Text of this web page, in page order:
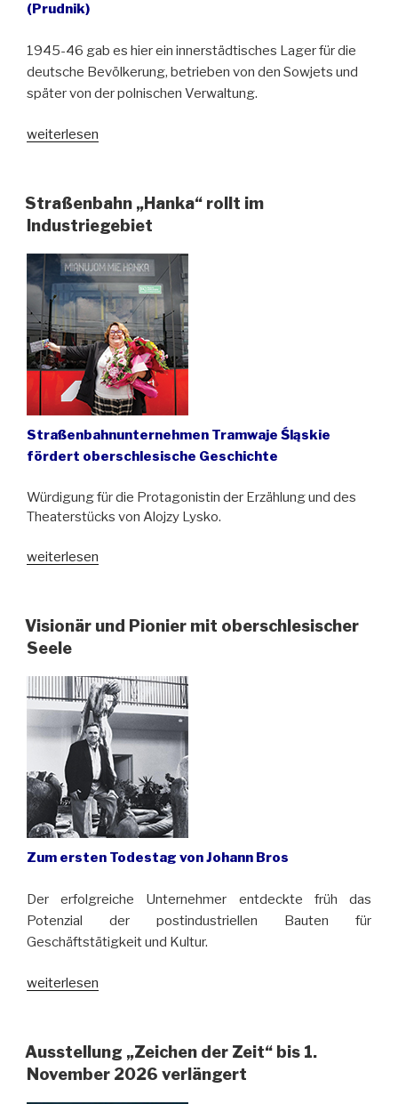
(Prudnik)
1945-46 gab es hier ein innerstädtisches Lager für die
deutsche Bevölkerung, betrieben von den Sowjets und
später von der polnischen Verwaltung.
„Nein
der
deutschen
weiterlesen
Straßenbahn „Hanka“ rollt im
Industriegebiet
Straßenbahnunternehmen Tramwaje Śląskie
fördert oberschlesische Geschichte
Würdigung für die Protagonistin der Erzählung und des
Theaterstücks von Alojzy Lysko.
„Straßenbahn
im
Industriegebiet“
weiterlesen
Visionär und Pionier mit oberschlesischer
Seele
Zum ersten Todestag von Johann Bros
Der erfolgreiche Unternehmer entdeckte früh das
Potenzial der postindustriellen Bauten für
Geschäftstätigkeit und Kultur.
„Visionär
mit
oberschlesischer
weiterlesen
Ausstellung „Zeichen der Zeit“ bis 1.
November 2026 verlängert